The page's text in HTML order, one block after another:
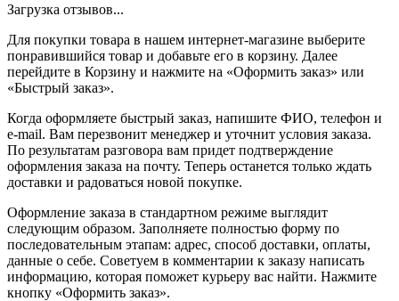
Загрузка отзывов...
Для покупки товара в нашем интернет-магазине выберите
понравившийся товар и добавьте его в корзину. Далее
перейдите в Корзину и нажмите на «Оформить заказ» или
«Быстрый заказ».
Когда оформляете быстрый заказ, напишите ФИО, телефон и
e-mail. Вам перезвонит менеджер и уточнит условия заказа.
По результатам разговора вам придет подтверждение
оформления заказа на почту. Теперь останется только ждать
доставки и радоваться новой покупке.
Оформление заказа в стандартном режиме выглядит
следующим образом. Заполняете полностью форму по
последовательным этапам: адрес, способ доставки, оплаты,
данные о себе. Советуем в комментарии к заказу написать
информацию, которая поможет курьеру вас найти. Нажмите
кнопку «Оформить заказ».